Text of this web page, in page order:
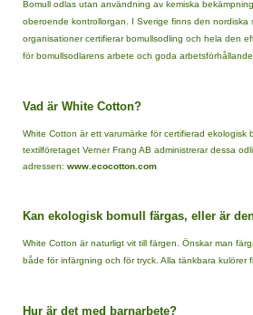
Bomull odlas utan användning av kemiska
oberoende kontrollorgan. I Sverige finns den nordiska
organisationer certifierar bomullsodling och hela den
för bomullsodlarens arbete och goda
Vad är White Cotton?
White Cotton är ett varumärke för certifierad
textilföretaget Verner Frang AB administrerar dessa
adressen: www.ecocotton.com
Kan ekologisk bomull färgas, eller är
White Cotton är naturligt vit till färgen. Önskar man
både för infärgning och för tryck. Alla tänkbara kulörer
Hur är det med barnarbete?